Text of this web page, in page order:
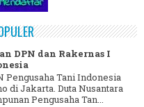
DPN dan Rakernas I
Pengusaha Tani Indonesia
di Jakarta. Duta Nusantara
Pengusaha Tan...